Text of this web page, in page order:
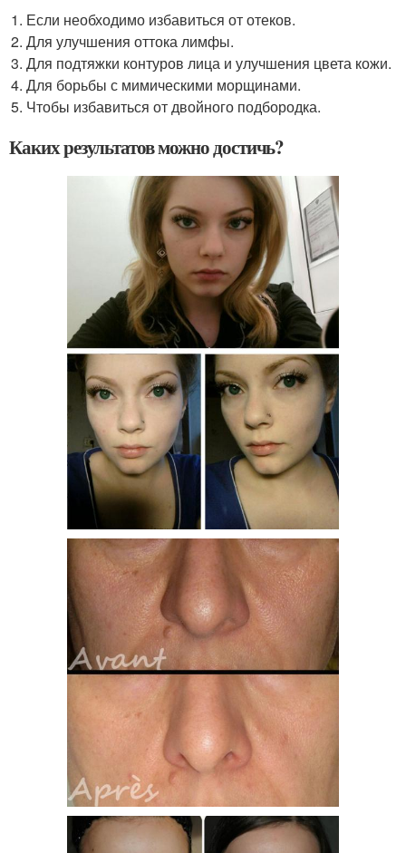
Если необходимо избавиться от отеков.
Для улучшения оттока лимфы.
Для подтяжки контуров лица и улучшения цвета кожи.
Для борьбы с мимическими морщинами.
Чтобы избавиться от двойного подбородка.
Каких результатов можно достичь?